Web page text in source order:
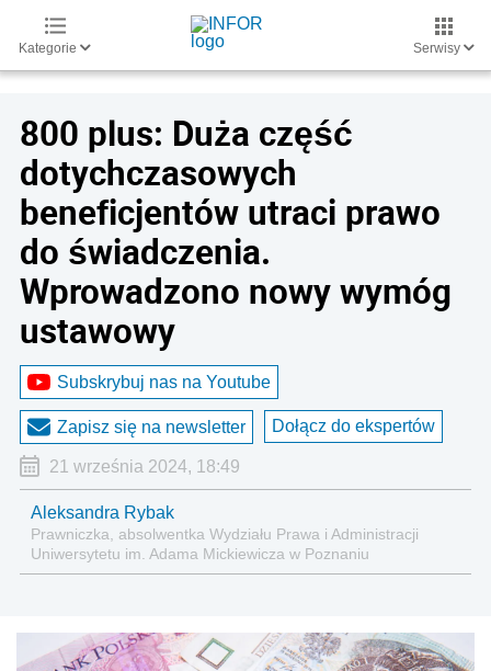
Kategorie Serwisy
800 plus: Duża część
dotychczasowych
beneficjentów utraci prawo
do świadczenia.
Wprowadzono nowy wymóg
ustawowy
Subskrybuj nas na Youtube
Zapisz się na newsletter Dołącz do ekspertów
21 września 2024, 18:49
Aleksandra Rybak
Prawniczka, absolwentka Wydziału Prawa i Administracji
Uniwersytetu im. Adama Mickiewicza w Poznaniu